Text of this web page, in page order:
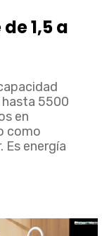
1,5 a
hasta 5500
en
como
Es energía